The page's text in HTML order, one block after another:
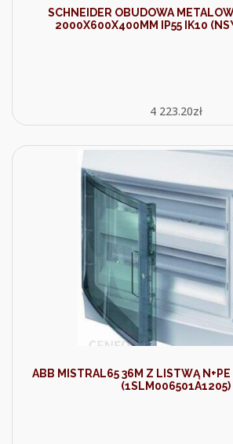
SCHNEIDER OBUDOWA
2000X600X400MM IP55 IK10
4 223.20zł
ABB MISTRAL65 36M Z LISTWĄ
(1SLM006501A1205)